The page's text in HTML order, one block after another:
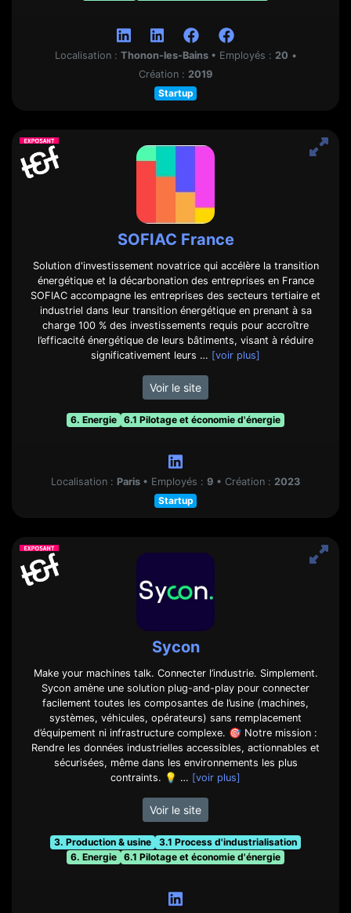
Localisation : Thonon-les-Bains • Employés : 20 •
Création : 2019
Startup
SOFIAC France
Solution d'investissement novatrice qui accélère la transition
énergétique et la décarbonation des entreprises en France
SOFIAC accompagne les entreprises des secteurs tertiaire et
industriel dans leur transition énergétique en prenant à sa
charge 100 % des investissements requis pour accroître
l’efficacité énergétique de leurs bâtiments, visant à réduire
significativement leurs … [voir plus]
Voir le site
6. Energie 6.1 Pilotage et économie d'énergie
Localisation : Paris • Employés : 9 • Création : 2023
Startup
Sycon
Make your machines talk. Connecter l’industrie. Simplement.
Sycon amène une solution plug-and-play pour connecter
facilement toutes les composantes de l’usine (machines,
systèmes, véhicules, opérateurs) sans remplacement
d’équipement ni infrastructure complexe. 🎯 Notre mission :
Rendre les données industrielles accessibles, actionnables et
sécurisées, même dans les environnements les plus
contraints. 💡 … [voir plus]
Voir le site
3. Production & usine
3.1 Process d'industrialisation
6. Energie
6.1 Pilotage et économie d'énergie